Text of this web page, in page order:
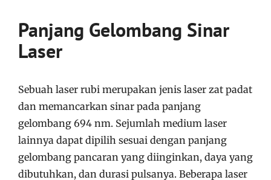
Panjang Gelombang Sinar
Laser
Sebuah laser rubi merupakan jenis laser zat padat
dan memancarkan sinar pada panjang
gelombang 694 nm. Sejumlah medium laser
lainnya dapat dipilih sesuai dengan panjang
gelombang pancaran yang diinginkan, daya yang
dibutuhkan, dan durasi pulsanya. Beberapa laser